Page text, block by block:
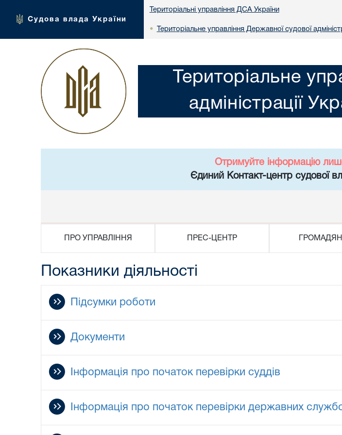
Судова влада України
Територіальні управління ДСА України
• Територіальне управління Державної судової
Територіальне
адміністрації
Отримуйте інформацію
Єдиний Контакт-центр судової
ПРО УПРАВЛІННЯ ПРЕС-ЦЕНТР
Показники діяльності
Підсумки роботи
Документи
Інформація про початок перевірки суддів
Інформація про початок перевірки державних